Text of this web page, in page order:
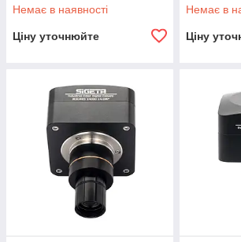
Немає в наявності
Ціну уточнюйте
Немає в
Ціну